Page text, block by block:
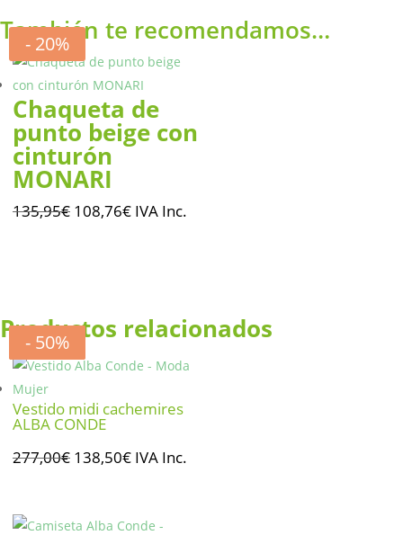
También te recomendamos…
- 20%
Chaqueta de
punto beige con
cinturón
MONARI
135,95€ El
108,76€ElIVA Inc.
Productos relacionados
- 50%
Vestido midi cachemires
ALBA CONDE
277,00€ El
era:
138,50€El
es:
IVA Inc.
- 50%
- 50%
- 50%